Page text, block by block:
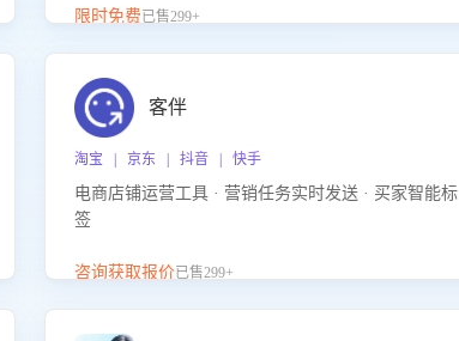
咨询等售后场景的应对要点，轻松提升服务能力。
限时免费已售299+
客伴
淘宝 | 京东 | 抖音 | 快手
电商店铺运营工具 · 营销任务实时发送 · 买家智能标
签
咨询获取报价已售299+